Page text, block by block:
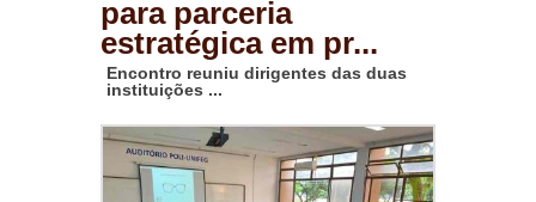
para parceria
estratégica em pr...
Encontro reuniu dirigentes das duas
instituições ...